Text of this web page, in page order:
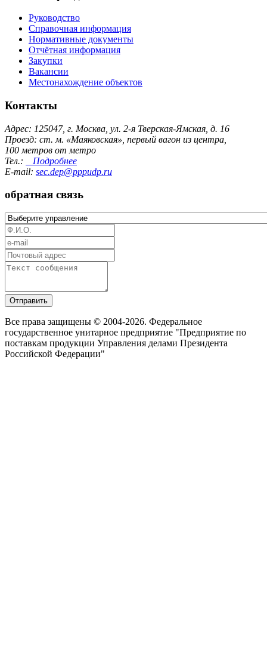
Руководство
Справочная информация
Нормативные документы
Отчётная информация
Закупки
Вакансии
Местонахождение объектов
Контакты
Адрес: 125047, г. Москва, ул. 2-я Тверская-Ямская, д. 16
Проезд: ст. м. «Маяковская», первый вагон из центра,
100 метров от метро
Тел.:
Подробнее
E-mail: sec.dep@pppudp.ru
обратная связь
Отправить
Все права защищены © 2004-2026. Федеральное
государственное унитарное предприятие "Предприятие по
поставкам продукции Управления делами Президента
Российской Федерации"